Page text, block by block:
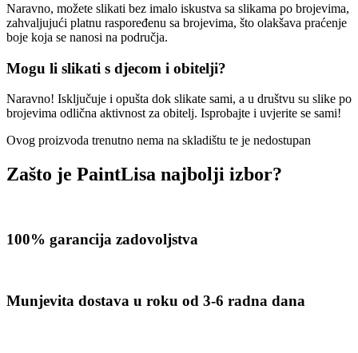
Naravno, možete slikati bez imalo iskustva sa slikama po brojevima,
zahvaljujući platnu raspoređenu sa brojevima, što olakšava praćenje
boje koja se nanosi na područja.
Mogu li slikati s djecom i obitelji?
Naravno! Isključuje i opušta dok slikate sami, a u društvu su slike po
brojevima odlična aktivnost za obitelj. Isprobajte i uvjerite se sami!
Ovog proizvoda trenutno nema na skladištu te je nedostupan
Zašto je PaintLisa najbolji izbor?
100% garancija zadovoljstva
Munjevita dostava u roku od 3-6 radna dana